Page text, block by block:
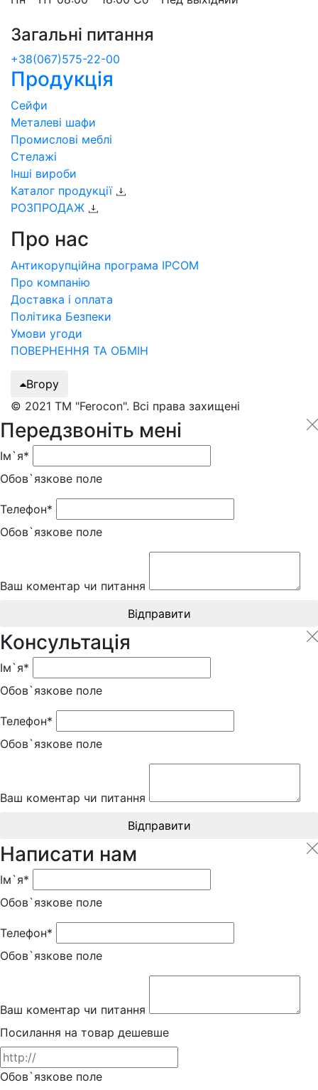
Загальні питання
+38(067)575-22-00
Продукція
Сейфи
Металеві шафи
Промислові меблі
Стелажі
Інші вироби
Каталог продукції
РОЗПРОДАЖ
Про нас
Антикорупційна програма IPCOM
Про компанію
Доставка і оплата
Політика Безпеки
Умови угоди
ПОВЕРНЕННЯ ТА ОБМІН
Вгору
© 2021 ТМ "Ferocon". Всі права захищені
Передзвоніть мені
Ім`я*
Обов`язкове поле
Телефон*
Обов`язкове поле
Ваш коментар чи питання
Відправити
Консультація
Ім`я*
Обов`язкове поле
Телефон*
Обов`язкове поле
Ваш коментар чи питання
Відправити
Написати нам
Ім`я*
Обов`язкове поле
Телефон*
Обов`язкове поле
Ваш коментар чи питання
Посилання на товар дешевше
Обов`язкове поле